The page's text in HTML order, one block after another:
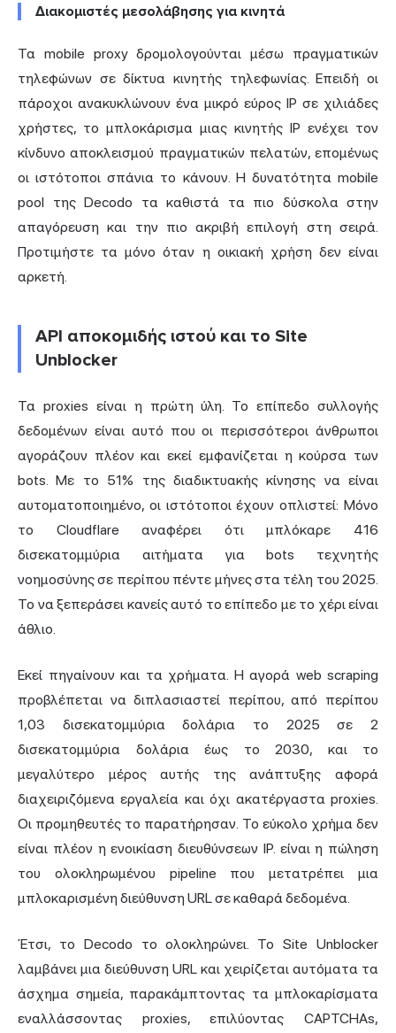
Διακομιστές μεσολάβησης για κινητά
Τα mobile proxy δρομολογούνται μέσω πραγματικών
τηλεφώνων σε δίκτυα κινητής τηλεφωνίας. Επειδή οι
πάροχοι ανακυκλώνουν ένα μικρό εύρος IP σε χιλιάδες
χρήστες, το μπλοκάρισμα μιας κινητής IP ενέχει τον
κίνδυνο αποκλεισμού πραγματικών πελατών, επομένως
οι ιστότοποι σπάνια το κάνουν. Η δυνατότητα mobile
pool της Decodo τα καθιστά τα πιο δύσκολα στην
απαγόρευση και την πιο ακριβή επιλογή στη σειρά.
Προτιμήστε τα μόνο όταν η οικιακή χρήση δεν είναι
αρκετή.
API αποκομιδής ιστού και το Site
Unblocker
Τα proxies είναι η πρώτη ύλη. Το επίπεδο συλλογής
δεδομένων είναι αυτό που οι περισσότεροι άνθρωποι
αγοράζουν πλέον και εκεί εμφανίζεται η κούρσα των
bots. Με το 51% της διαδικτυακής κίνησης να είναι
αυτοματοποιημένο, οι ιστότοποι έχουν οπλιστεί: Μόνο
το Cloudflare αναφέρει ότι μπλόκαρε 416
δισεκατομμύρια αιτήματα για bots τεχνητής
νοημοσύνης σε περίπου πέντε μήνες στα τέλη του 2025.
Το να ξεπεράσει κανείς αυτό το επίπεδο με το χέρι είναι
άθλιο.
Εκεί πηγαίνουν και τα χρήματα. Η αγορά web scraping
προβλέπεται να διπλασιαστεί περίπου, από περίπου
1,03 δισεκατομμύρια δολάρια το 2025 σε 2
δισεκατομμύρια δολάρια έως το 2030, και το
μεγαλύτερο μέρος αυτής της ανάπτυξης αφορά
διαχειριζόμενα εργαλεία και όχι ακατέργαστα proxies.
Οι προμηθευτές το παρατήρησαν. Το εύκολο χρήμα δεν
είναι πλέον η ενοικίαση διευθύνσεων IP. είναι η πώληση
του ολοκληρωμένου pipeline που μετατρέπει μια
μπλοκαρισμένη διεύθυνση URL σε καθαρά δεδομένα.
Έτσι, το Decodo το ολοκληρώνει. Το Site Unblocker
λαμβάνει μια διεύθυνση URL και χειρίζεται αυτόματα τα
άσχημα σημεία, παρακάμπτοντας τα μπλοκαρίσματα
εναλλάσσοντας proxies, επιλύοντας CAPTCHAs,